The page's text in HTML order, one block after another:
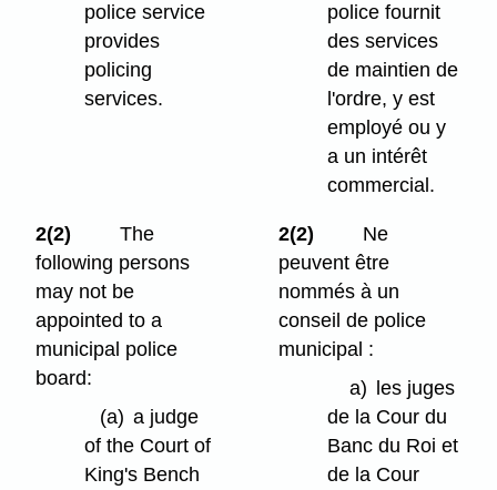
police service
provides
policing
services.
police fournit
des services
de maintien de
l'ordre, y est
employé ou y
a un intérêt
commercial.
2(2)
The
following persons
may not be
appointed to a
municipal police
board:
(a) a judge
of the Court of
King's Bench
2(2)
Ne
peuvent être
nommés à un
conseil de police
municipal :
a) les juges
de la Cour du
Banc du Roi et
de la Cour